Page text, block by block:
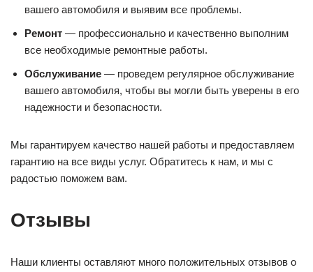
вашего автомобиля и выявим все проблемы.
Ремонт — профессионально и качественно выполним
все необходимые ремонтные работы.
Обслуживание — проведем регулярное обслуживание
вашего автомобиля, чтобы вы могли быть уверены в его
надежности и безопасности.
Мы гарантируем качество нашей работы и предоставляем
гарантию на все виды услуг. Обратитесь к нам, и мы с
радостью поможем вам.
Отзывы
Наши клиенты оставляют много положительных отзывов о